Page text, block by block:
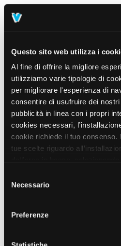
Questo sito web utilizza i
Al fine di offrire la migliore
utilizziamo varie tipologie di
per migliorare l'esperienza di
consentire di usufruire dei
pubblicità in linea con i propri
cookies necessari,
cookie richiede il tuo consenso.
tue scelte riguardo
prosegui” o decidere di
sul pulsante “Accetta tutti i
unicamente i cookie necessari
funzionamento, puoi prendere
delNecessario
Preferenze
404